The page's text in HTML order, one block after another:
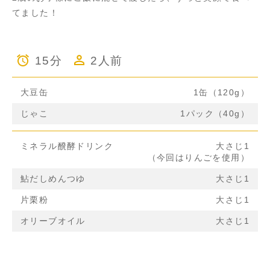
てました！
15分 2人前
大豆缶 1缶（120g）
じゃこ 1パック（40g）
ミネラル醗酵ドリンク
大さじ1
（今回はりんごを使用）
鮎だしめんつゆ 大さじ1
片栗粉 大さじ1
オリーブオイル 大さじ1